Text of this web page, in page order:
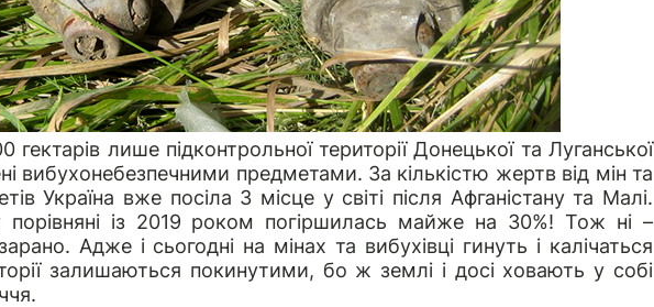
лише підконтрольної території Донецької та Луганської
вибухонебезпечними предметами. За кількістю жертв від мін та
Україна вже посіла 3 місце у світі після Афганістану та Малі.
із 2019 роком погіршилась майже на 30%! Тож ні –
Адже і сьогодні на мінах та вибухівці гинуть і калічаться
залишаються покинутими, бо ж землі і досі ховають у собі